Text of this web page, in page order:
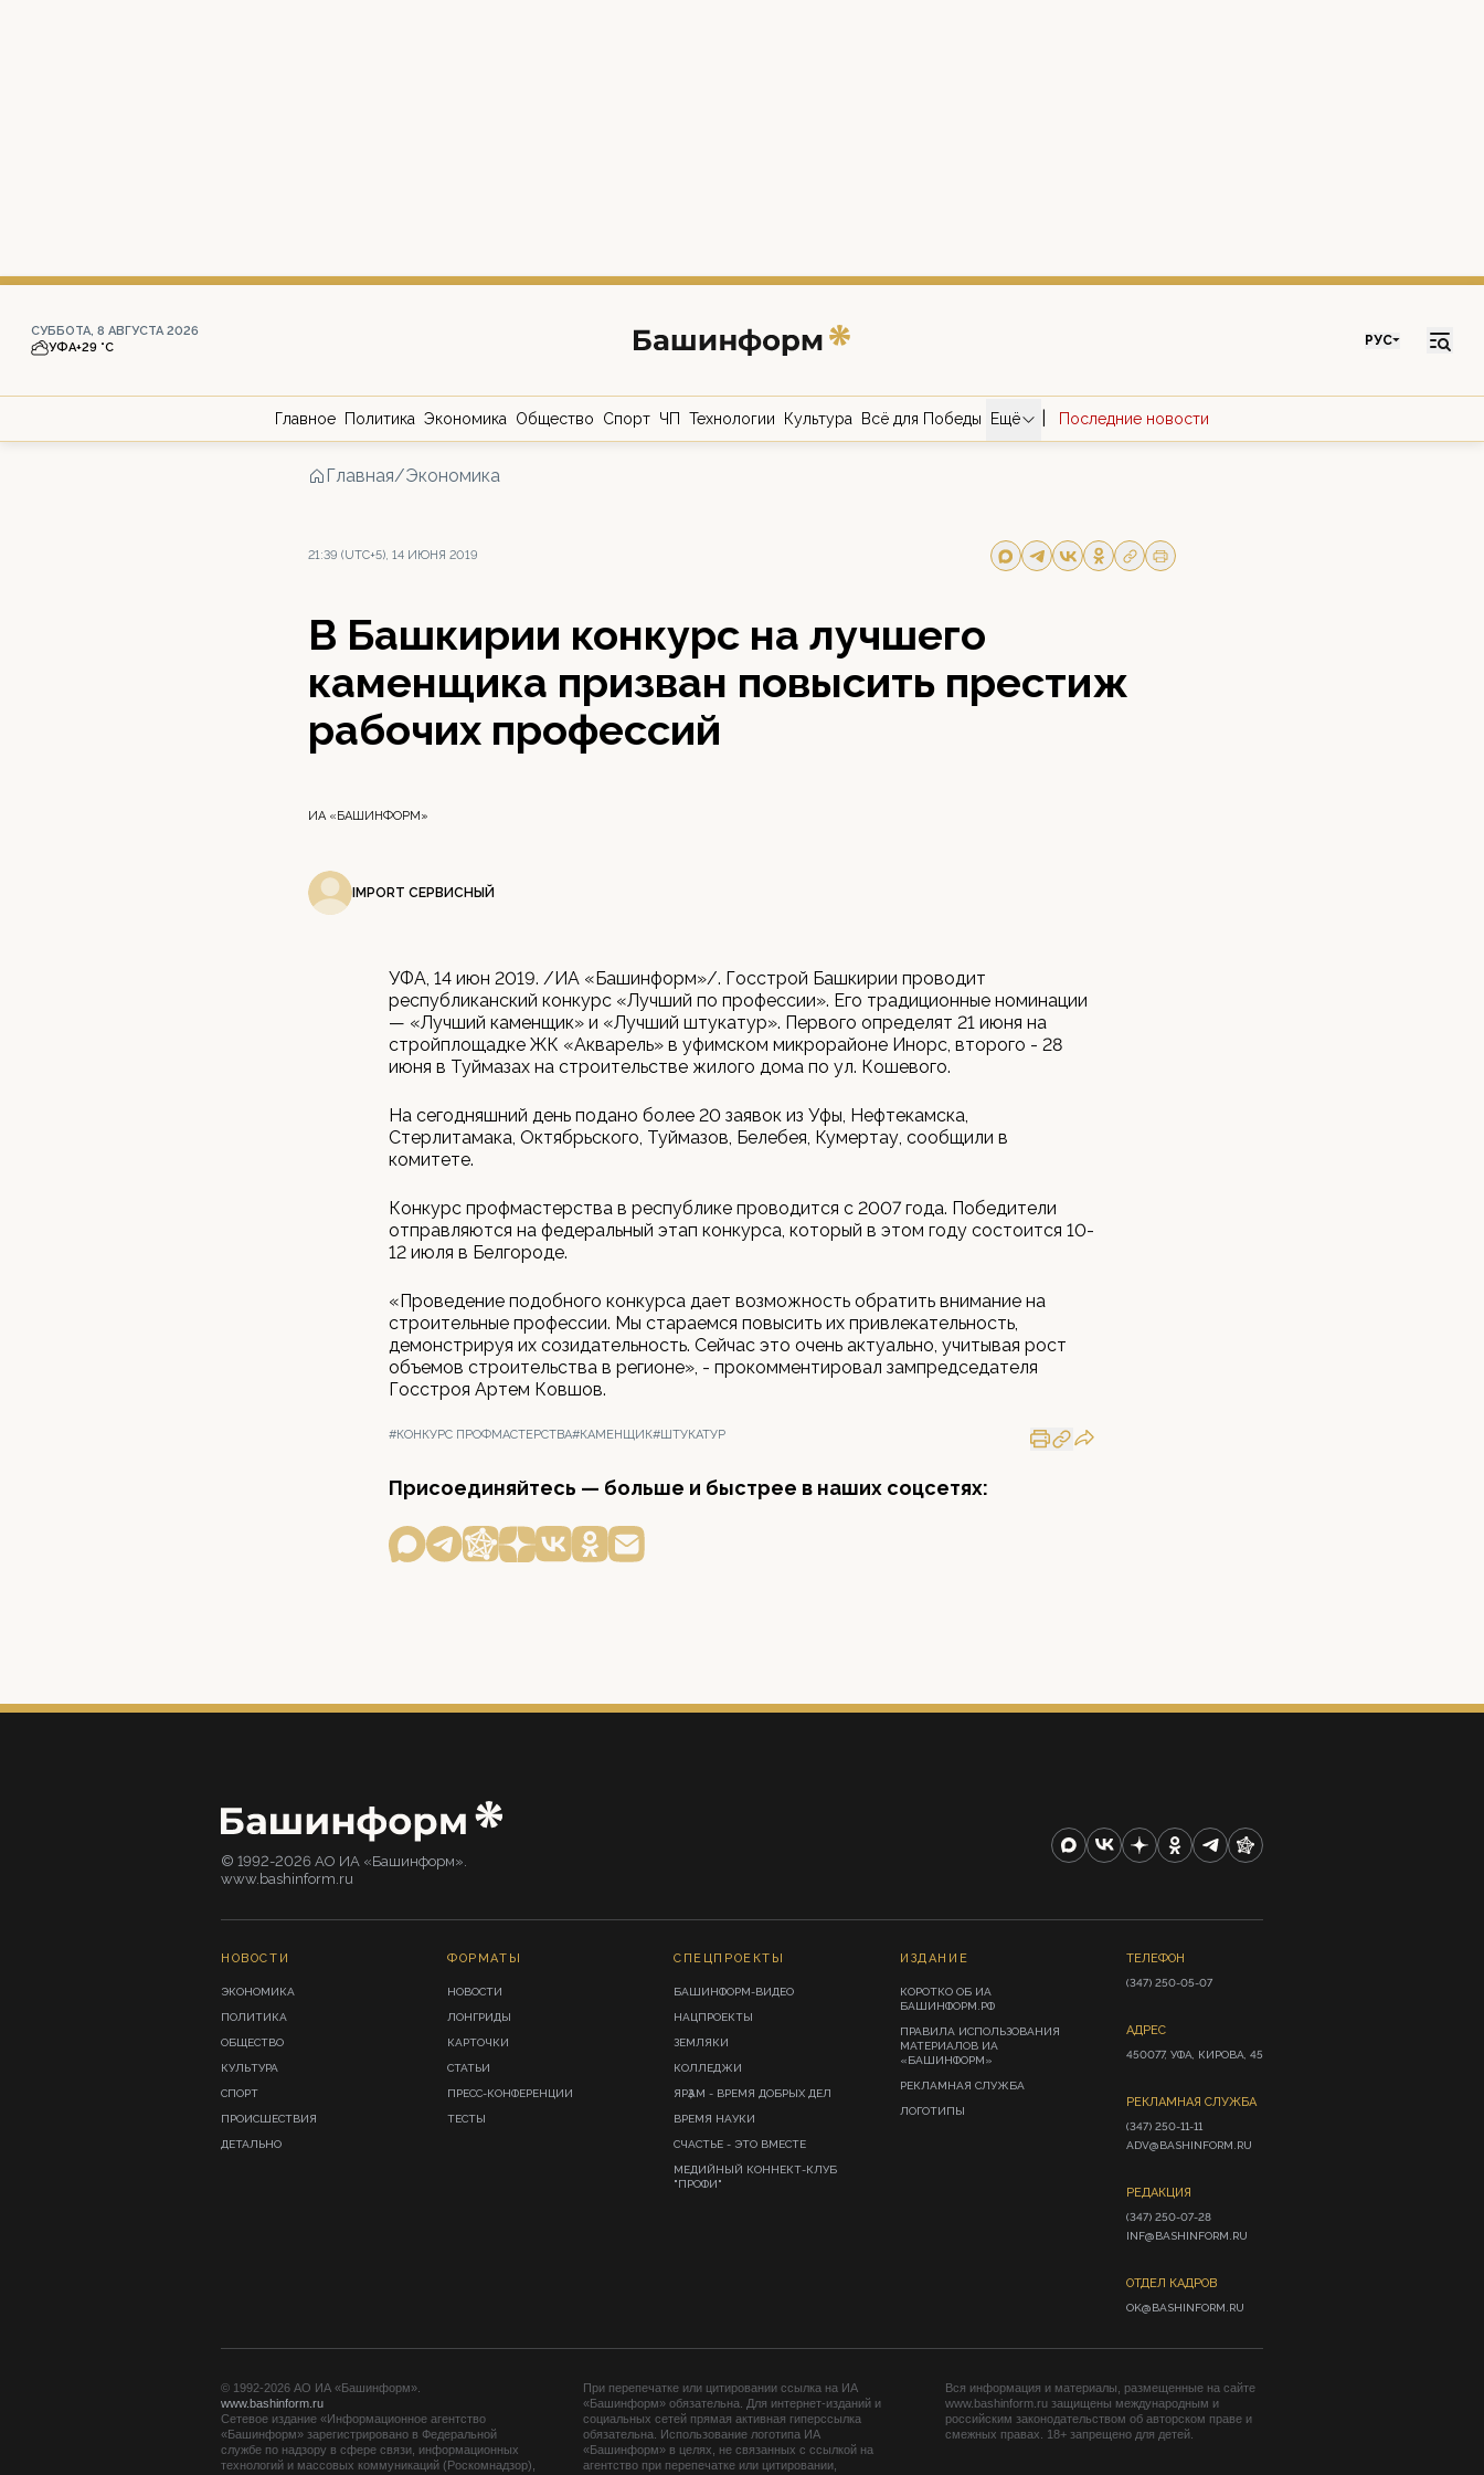
СУББОТА, 8 АВГУСТА 2026
УФА+29 °С РУС
Главное Политика Экономика Общество Спорт ЧП Технологии Культура Всё для Победы Ещё Последние новости
Главная/Экономика
21:39 (UTC+5), 14 ИЮНЯ 2019
В Башкирии конкурс на лучшего
каменщика призван повысить престиж
рабочих профессий
ИА «БАШИНФОРМ»
IMPORT СЕРВИСНЫЙ
УФА, 14 июн 2019. /ИА «Башинформ»/. Госстрой Башкирии проводит
республиканский конкурс «Лучший по профессии». Его традиционные номинации
— «Лучший каменщик» и «Лучший штукатур». Первого определят 21 июня на
стройплощадке ЖК «Акварель» в уфимском микрорайоне Инорс, второго - 28
июня в Туймазах на строительстве жилого дома по ул. Кошевого.
На сегодняшний день подано более 20 заявок из Уфы, Нефтекамска,
Стерлитамака, Октябрьского, Туймазов, Белебея, Кумертау, сообщили в
комитете.
Конкурс профмастерства в республике проводится с 2007 года. Победители
отправляются на федеральный этап конкурса, который в этом году состоится 10-
12 июля в Белгороде.
«Проведение подобного конкурса дает возможность обратить внимание на
строительные профессии. Мы стараемся повысить их привлекательность,
демонстрируя их созидательность. Сейчас это очень актуально, учитывая рост
объемов строительства в регионе», - прокомментировал зампредседателя
Госстроя Артем Ковшов.
#КОНКУРС ПРОФМАСТЕРСТВА#КАМЕНЩИК#ШТУКАТУР
Присоединяйтесь — больше и быстрее в наших соцсетях:
© 1992-2026 АО ИА «Башинформ».
www.bashinform.ru
НОВОСТИ
ЭКОНОМИКА
ПОЛИТИКА
ОБЩЕСТВО
КУЛЬТУРА
СПОРТ
ПРОИСШЕСТВИЯ
ДЕТАЛЬНО
ФОРМАТЫ
НОВОСТИ
ЛОНГРИДЫ
КАРТОЧКИ
СТАТЬИ
ПРЕСС-КОНФЕРЕНЦИИ
ТЕСТЫ
СПЕЦПРОЕКТЫ
БАШИНФОРМ-ВИДЕО
НАЦПРОЕКТЫ
ЗЕМЛЯКИ
КОЛЛЕДЖИ
ЯРҘАМ - ВРЕМЯ ДОБРЫХ ДЕЛ
ВРЕМЯ НАУКИ
СЧАСТЬЕ - ЭТО ВМЕСТЕ
МЕДИЙНЫЙ КОННЕКТ-КЛУБ
"ПРОФИ"
ИЗДАНИЕ
КОРОТКО ОБ ИА
БАШИНФОРМ.РФ
ПРАВИЛА ИСПОЛЬЗОВАНИЯ
МАТЕРИАЛОВ ИА
«БАШИНФОРМ»
РЕКЛАМНАЯ СЛУЖБА
ЛОГОТИПЫ
ТЕЛЕФОН
(347) 250-05-07
АДРЕС
450077, УФА, КИРОВА, 45
РЕКЛАМНАЯ СЛУЖБА
(347) 250-11-11
ADV@BASHINFORM.RU
РЕДАКЦИЯ
(347) 250-07-28
INF@BASHINFORM.RU
ОТДЕЛ КАДРОВ
OK@BASHINFORM.RU
© 1992-2026 АО ИА «Башинформ».
www.bashinform.ru
Сетевое издание «Информационное агентство
«Башинформ» зарегистрировано в Федеральной
службе по надзору в сфере связи, информационных
технологий и массовых коммуникаций (Роскомнадзор),
При перепечатке или цитировании ссылка на ИА
«Башинформ» обязательна. Для интернет-изданий и
социальных сетей прямая активная гиперссылка
обязательна. Использование логотипа ИА
«Башинформ» в целях, не связанных с ссылкой на
агентство при перепечатке или цитировании,
Вся информация и материалы, размещенные на сайте
www.bashinform.ru защищены международным и
российским законодательством об авторском праве и
смежных правах. 18+ запрещено для детей.